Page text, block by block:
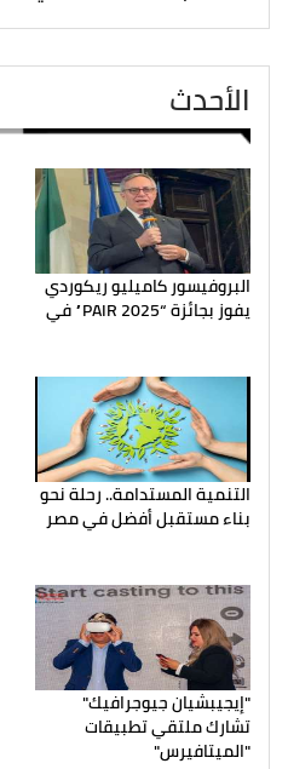
الأحدث
البروفيسور كاميليو ريكوردي
يفوز بجائزة “PAIR 2025” في
التنمية المستدامة.. رحلة نحو
بناء مستقبل أفضل في مصر
"إيجيبشيان جيوجرافيك"
تشارك ملتقي تطبيقات
"الميتافيرس"